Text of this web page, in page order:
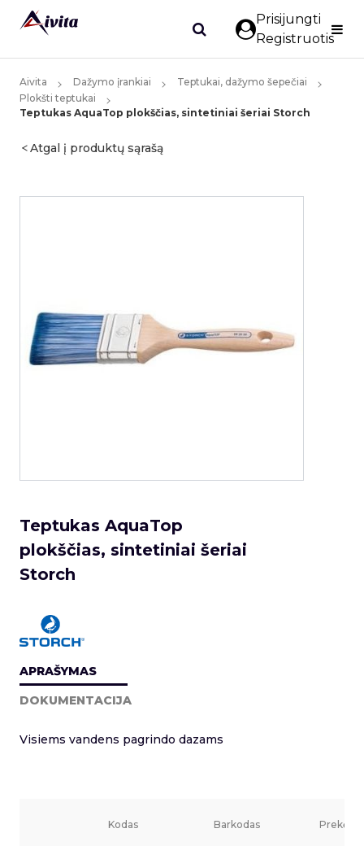
Prisijungti
Registruotis
Aivita Dažymo įrankiai
Teptukai, dažymo šepečiai
Plokšti teptukai
Teptukas AquaTop plokščias, sintetiniai šeriai Storch
Atgal į produktų sąrašą
Teptukas AquaTop
plokščias, sintetiniai šeriai
Storch
APRAŠYMAS
DOKUMENTACIJA
Visiems vandens pagrindo dazams
Kodas Barkodas Prekės